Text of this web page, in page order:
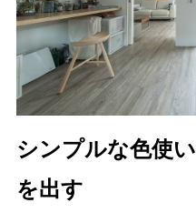
シンプルな色使
を出す